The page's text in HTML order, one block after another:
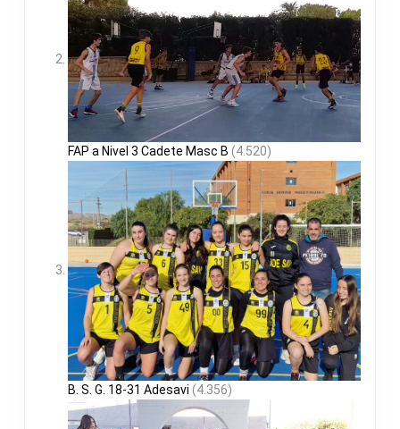
FAP a Nivel 3 Cadete Masc B (4.520)
B. S. G. 18-31 Adesavi (4.356)